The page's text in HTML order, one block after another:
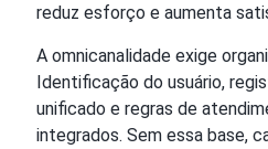
reduz esforço e aumenta
A omnicanalidade exige
Identificação do usuário,
unificado e regras de
integrados. Sem essa base,